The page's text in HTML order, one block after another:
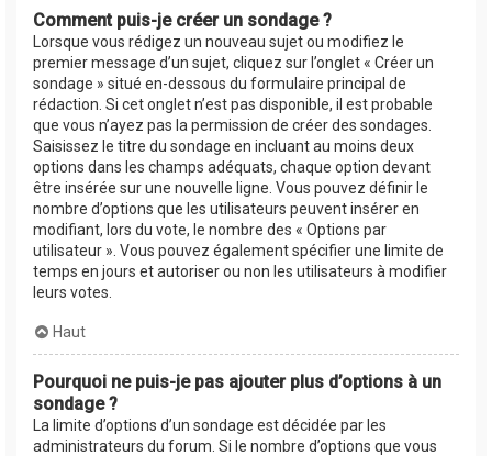
Comment puis-je créer un sondage ?
Lorsque vous rédigez un nouveau sujet ou modifiez le
premier message d’un sujet, cliquez sur l’onglet « Créer un
sondage » situé en-dessous du formulaire principal de
rédaction. Si cet onglet n’est pas disponible, il est probable
que vous n’ayez pas la permission de créer des sondages.
Saisissez le titre du sondage en incluant au moins deux
options dans les champs adéquats, chaque option devant
être insérée sur une nouvelle ligne. Vous pouvez définir le
nombre d’options que les utilisateurs peuvent insérer en
modifiant, lors du vote, le nombre des « Options par
utilisateur ». Vous pouvez également spécifier une limite de
temps en jours et autoriser ou non les utilisateurs à modifier
leurs votes.
Haut
Pourquoi ne puis-je pas ajouter plus d’options à un
sondage ?
La limite d’options d’un sondage est décidée par les
administrateurs du forum. Si le nombre d’options que vous